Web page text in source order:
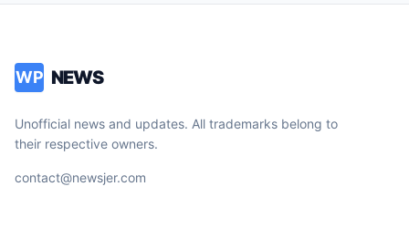
WP NEWS
Unofficial news and updates. All trademarks belong to
their respective owners.
contact@newsjer.com